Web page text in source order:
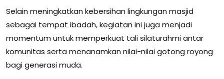
Selain meningkatkan kebersihan lingkungan masjid
sebagai tempat ibadah, kegiatan ini juga menjadi
momentum untuk memperkuat tali silaturahmi antar
komunitas serta menanamkan nilai-nilai gotong royong
bagi generasi muda.